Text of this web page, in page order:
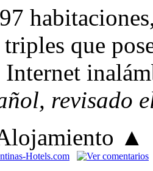
triples que
revisado
▲
Hotels.com